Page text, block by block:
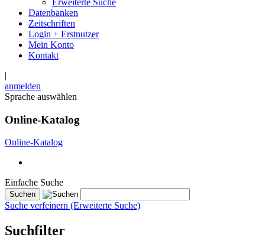
Erweiterte Suche
Datenbanken
Zeitschriften
Login + Erstnutzer
Mein Konto
Kontakt
|
anmelden
Sprache auswählen
Online-Katalog
Online-Katalog
Einfache Suche
Suche verfeinern (Erweiterte Suche)
Suchfilter